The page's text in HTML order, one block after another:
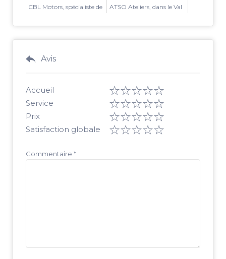
CBL Motors, spécialiste de
ATSO Ateliers, dans le Val
Avis
Accueil
Service
Prix
Satisfaction globale
Commentaire *